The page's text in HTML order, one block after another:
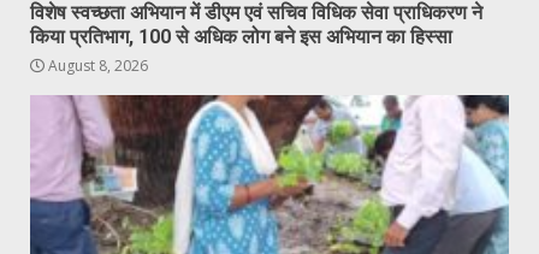
विशेष स्वच्छता अभियान में डीएम एवं सचिव विधिक सेवा प्राधिकरण ने
किया प्रतिभाग, 100 से अधिक लोग बने इस अभियान का हिस्सा
August 8, 2026